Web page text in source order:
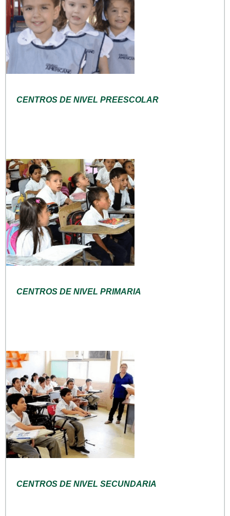
CENTROS DE NIVEL PREESCOLAR
CENTROS DE NIVEL PRIMARIA
CENTROS DE NIVEL SECUNDARIA